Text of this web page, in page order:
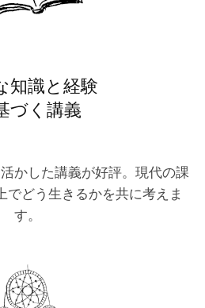
知識と経験
づく講義
かした講義が好評。現代の課
でどう生きるかを共に考えま
す。